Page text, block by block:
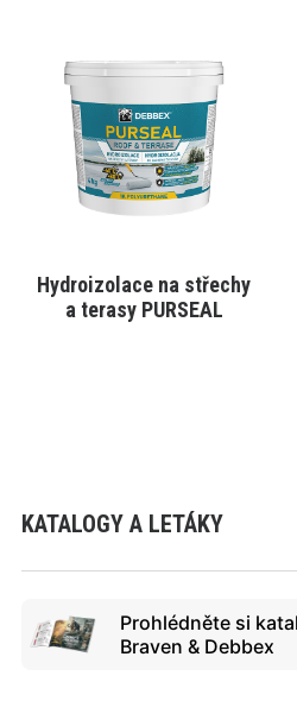
KATALOGY A LETÁKY
Prohlédněte si
Braven & Debbex
VYBRAT VARIANTU
variant.
Varianty
vybrat
Hydroizolace na střechy
a terasy PURSEAL